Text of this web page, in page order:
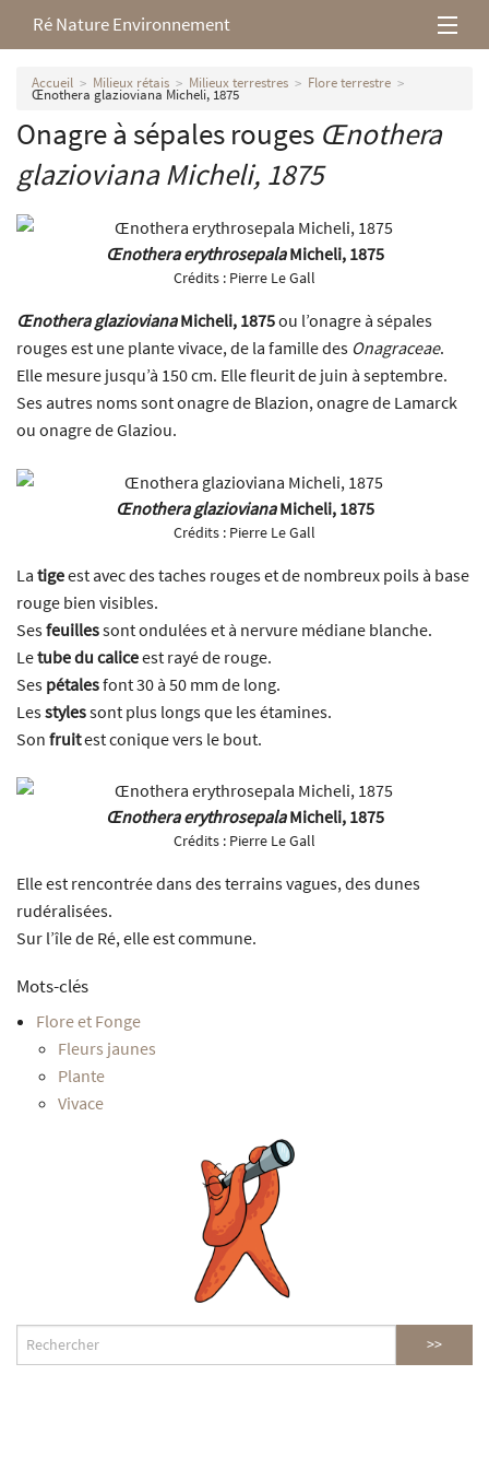
Ré Nature Environnement
L’association
Milieux rétais
Nos parutions
Accueil Milieux rétais Milieux terrestres Flore terrestre
Œnothera glazioviana Micheli, 1875
Onagre à sépales rouges Œnothera
glaziovianaMicheli, 1875
Œnothera erythrosepalaMicheli, 1875
Crédits : Pierre Le Gall
Œnothera glaziovianaMicheli, 1875ou l’onagre à sépales
rouges est une plante vivace, de la famille des Onagraceae.
Elle mesure jusqu’à 150 cm. Elle fleurit de juin à septembre.
Ses autres noms sont onagre de Blazion, onagre de Lamarck
ou onagre de Glaziou.
Œnothera glaziovianaMicheli, 1875
Crédits : Pierre Le Gall
La tigeest avec des taches rouges et de nombreux poils à base
rouge bien visibles.
Sesfeuillessont ondulées et à nervure médiane blanche.
Letube du caliceest rayé de rouge.
Ses pétalesfont 30 à 50 mm de long.
Lesstylessont plus longs que les étamines.
Son fruitest conique vers le bout.
Œnothera erythrosepalaMicheli, 1875
Crédits : Pierre Le Gall
Elle est rencontrée dans des terrains vagues, des dunes
rudéralisées.
Sur l’île de Ré, elle est commune.
Mots-clés
Flore et Fonge
Fleurs jaunes
Plante
Vivace